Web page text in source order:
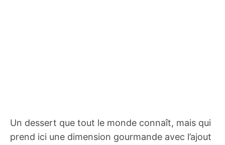
Un dessert que tout le monde connaît, mais qui
prend ici une dimension gourmande avec l’ajout